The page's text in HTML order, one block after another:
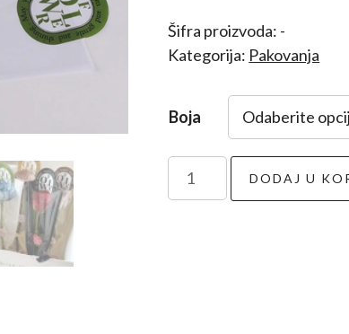
Šifra proizvoda: -
Kategorija: Pakovanja
Boja
DODAJ U